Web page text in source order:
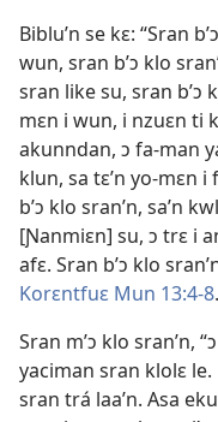
Biblu’n se kɛ: “Sran
wun, sran b’ɔ klo
sran like su, sran b’ɔ
mɛn i wun, i nzuɛn ti
akunndan, ɔ fa-man
klun, sa tɛ’n yo-mɛn i
b’ɔ klo sran’n, sa’n
[Ɲanmiɛn] su, ɔ trɛ i
afɛ. Sran b’ɔ klo
Korɛntfuɛ Mun 13:4-8.
Sran m’ɔ klo sran’n,
yaciman sran klolɛ le.
sran trá laa’n. Asa